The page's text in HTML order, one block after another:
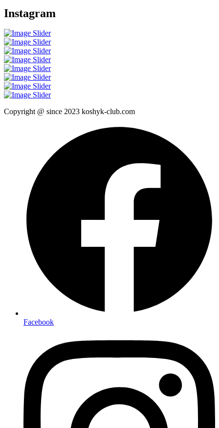
Instagram
Copyright @ since 2023 koshyk-club.com
Facebook